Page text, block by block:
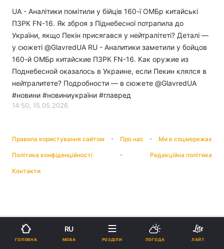
UA - Аналітики помітили у бійців 160-ї ОМБр китайські
ПЗРК FN-16. Як зброя з Піднебесної потрапила до
України, якщо Пекін присягався у нейтралітеті? Деталі —
у сюжеті @GlavredUA RU - Аналитики заметили у бойцов
160-й ОМБр китайские ПЗРК FN-16. Как оружие из
Поднебесной оказалось в Украине, если Пекин клялся в
нейтралитете? Подробности — в сюжете @GlavredUA
#новини​ #новиниукраїни #главред
14:50, 15.05.2026
Правила користування сайтом Про нас Ми в соцмережах
Політика конфіденційності Редакційна політика
Контакти
ГОЛОВНА
RU
МОВА РОЗДІЛИ ПОГОДА ЛАЙТ